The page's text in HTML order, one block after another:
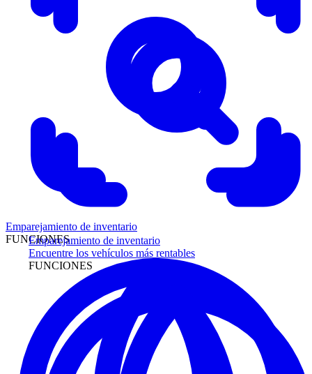
Emparejamiento de inventario
Encuentre los vehículos más rentables
FUNCIONES
Emparejamiento de inventario
FUNCIONES